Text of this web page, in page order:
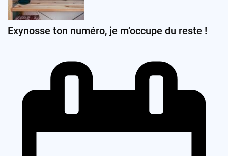
Exynosse ton numéro, je m’occupe du reste !